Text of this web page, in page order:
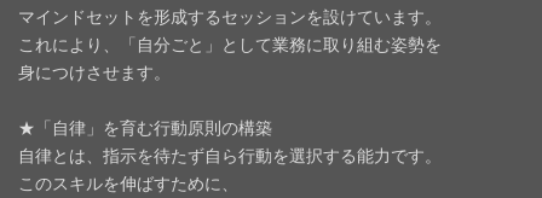
マインドセットを形成する セッションを設けています。
これにより、
「自分ごと」として業務に取り組む姿勢を
身につけさせます。
★「自律」
を育む行動原則の構築
自律とは、 指示を待たず自ら行動を選択する能力 です。
このスキルを伸ばすために、